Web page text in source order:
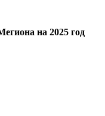
на 2025 год